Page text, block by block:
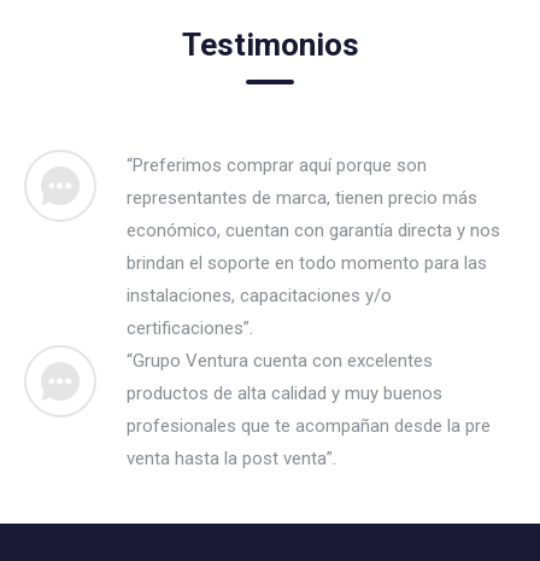
Testimonios
“Preferimos comprar aquí porque son
representantes de marca, tienen precio más
económico, cuentan con garantía directa y nos
brindan el soporte en todo momento para las
instalaciones, capacitaciones y/o
certificaciones”.
“Grupo Ventura cuenta con excelentes
productos de alta calidad y muy buenos
profesionales que te acompañan desde la pre
venta hasta la post venta”.